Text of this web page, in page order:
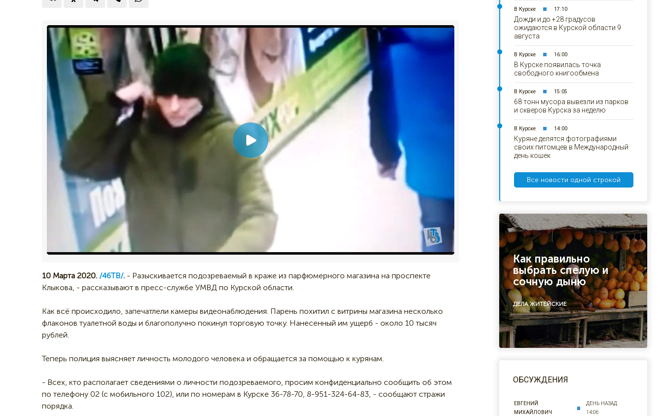
10 Марта 2020. /46ТВ/. - Разыскивается подозреваемый в краже из парфюмерного магазина на проспекте
Клыкова, - рассказывают в пресс-службе УМВД по Курской области.
Как всё происходило, запечатлели камеры видеонаблюдения. Парень похитил с витрины магазина несколько
флаконов туалетной воды и благополучно покинул торговую точку. Нанесенный им ущерб - около 10 тысяч
рублей.
Теперь полиция выясняет личность молодого человека и обращается за помощью к курянам.
- Всех, кто располагает сведениями о личности подозреваемого, просим конфиденциально сообщить об этом
по телефону 02 (с мобильного 102), или по номерам в Курске 36-78-70, 8-951-324-64-83, - сообщают стражи
порядка.
В Курске 17:10
Дожди и до +28 градусов
ожидаются в Курской области 9
августа
В Курске 16:00
В Курске появилась точка
свободного книгообмена
В Курске 15:05
68 тонн мусора вывезли из парков
и скверов Курска за неделю
В Курске 14:00
Куряне делятся фотографиями
своих питомцев в Международный
день кошек
Все новости одной строкой
Как правильно
выбрать спелую и
сочную дыню
ДЕЛА ЖИТЕЙСКИЕ
ОБСУЖДЕНИЯ
ЕВГЕНИЙ
МИХАЙЛОВИЧ
ДЕНЬ НАЗАД
14:06